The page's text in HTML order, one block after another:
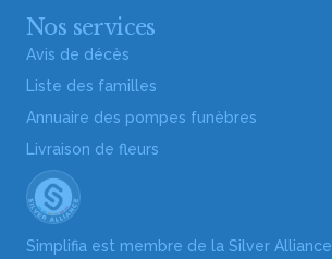
Nos services
Avis de décès
Liste des familles
Annuaire des pompes funèbres
Livraison de fleurs
Simplifia est membre de la Silver Alliance,